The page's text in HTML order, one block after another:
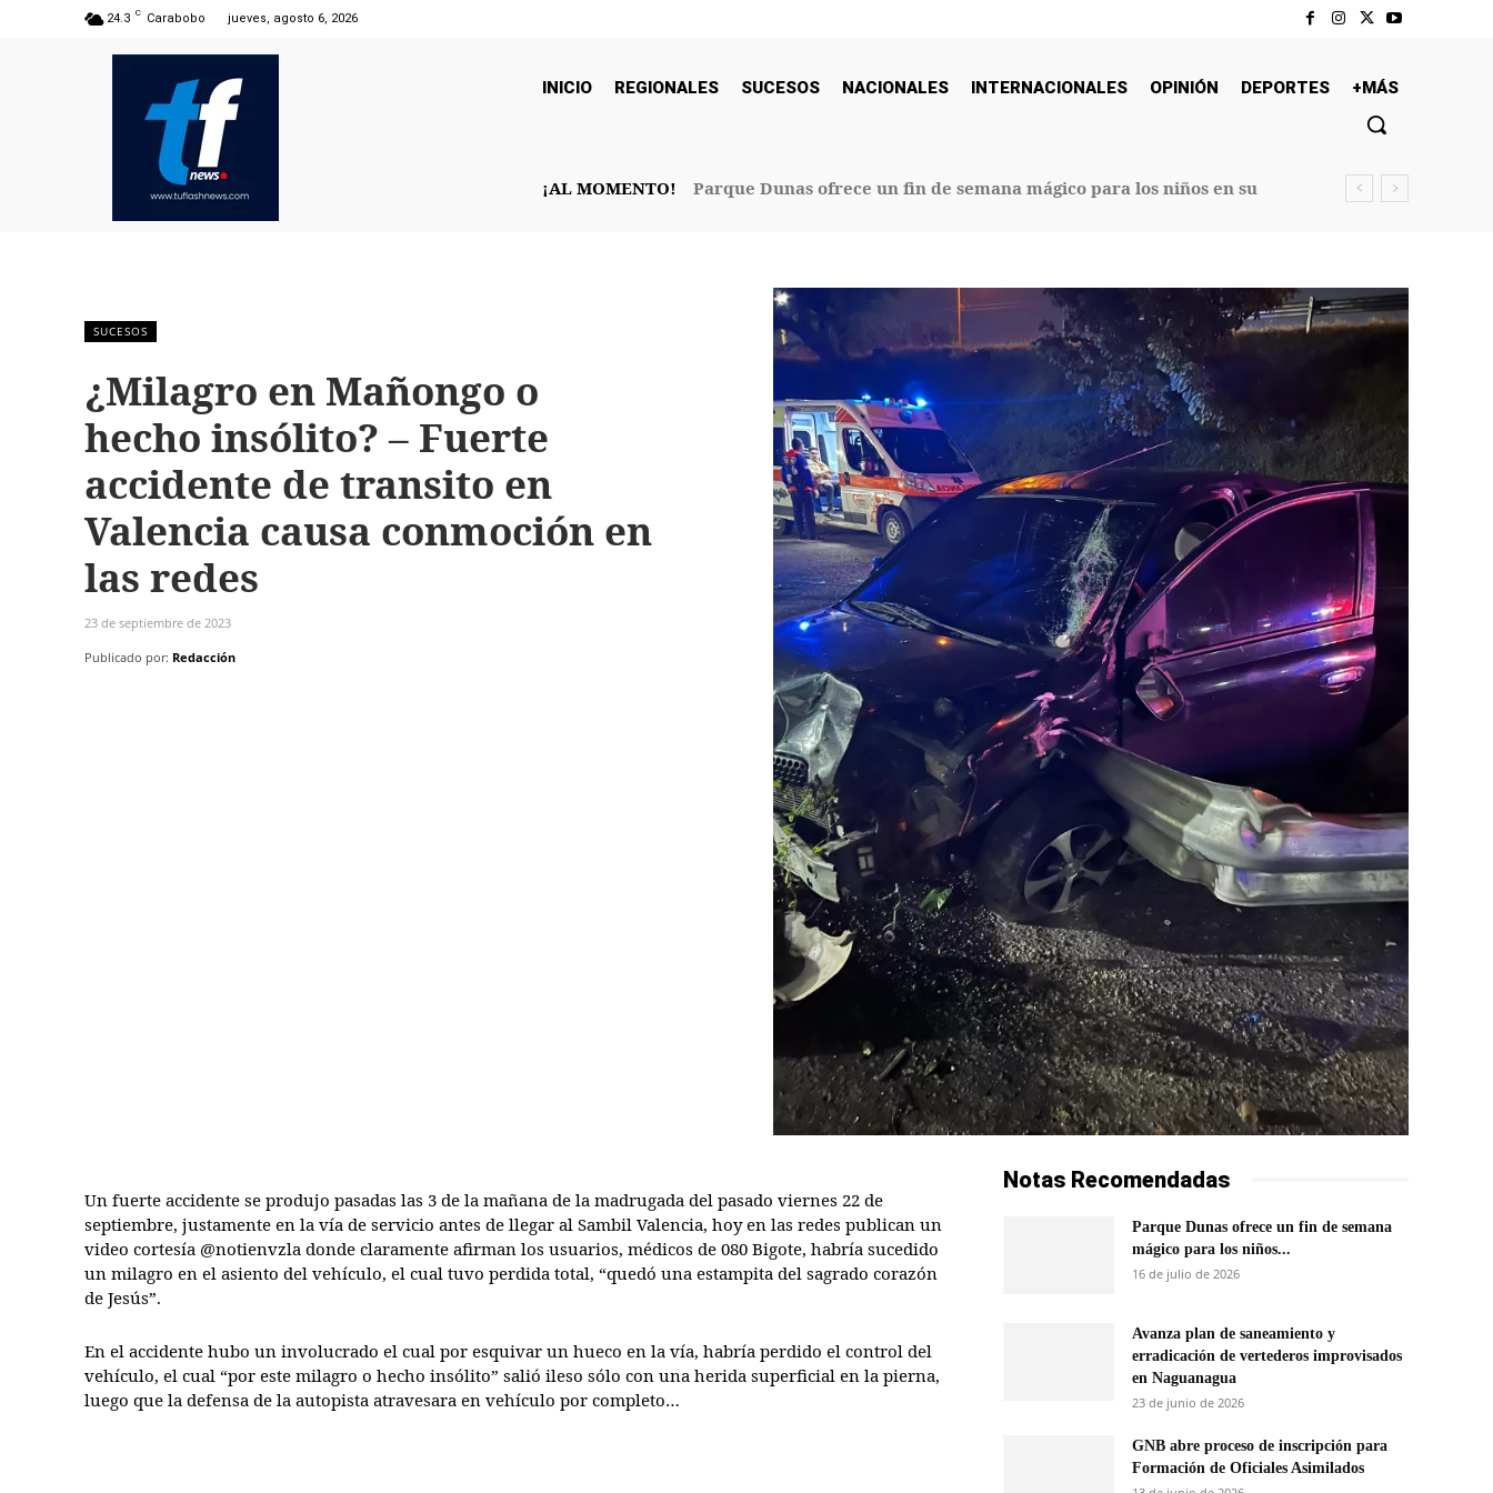
24.3 C Carabobo jueves, agosto 6, 2026
INICIO REGIONALES SUCESOS NACIONALES INTERNACIONALES OPINIÓN DEPORTES +MÁS
¡AL MOMENTO!
Parque Dunas ofrece un fin de semana mágico para los niños en su
SUCESOS
¿Milagro en Mañongo o
hecho insólito? – Fuerte
accidente de transito en
Valencia causa conmoción en
las redes
23 de septiembre de 2023
Publicado por: Redacción
Un fuerte accidente se produjo pasadas las 3 de la mañana de la madrugada del pasado viernes 22 de
septiembre, justamente en la vía de servicio antes de llegar al Sambil Valencia, hoy en las redes publican un
video cortesía @notienvzla donde claramente afirman los usuarios, médicos de 080 Bigote, habría sucedido
un milagro en el asiento del vehículo, el cual tuvo perdida total, “quedó una estampita del sagrado corazón
de Jesús”.
En el accidente hubo un involucrado el cual por esquivar un hueco en la vía, habría perdido el control del
vehículo, el cual “por este milagro o hecho insólito” salió ileso sólo con una herida superficial en la pierna,
luego que la defensa de la autopista atravesara en vehículo por completo…
Notas Recomendadas
Parque Dunas ofrece un fin de semana
mágico para los niños...
16 de julio de 2026
Avanza plan de saneamiento y
erradicación de vertederos improvisados
en Naguanagua
23 de junio de 2026
GNB abre proceso de inscripción para
Formación de Oficiales Asimilados